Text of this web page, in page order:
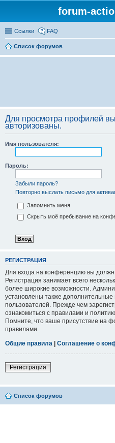
forum-
Ссылки FAQ
Список форумов
Для просмотра профилей
авторизованы.
Имя пользователя:
Пароль:
Забыли пароль?
Повторно выслать письмо для
Запомнить меня
Скрыть моё пребывание на
РЕГИСТРАЦИЯ
Для входа на конференцию вы
Регистрация занимает всего
более широкие возможности.
установлены также дополнительные
пользователей. Прежде чем
ознакомиться с правилами и
Помните, что ваше присутствие на
правилами.
Общие правила | Соглашение о
Регистрация
Список форумов